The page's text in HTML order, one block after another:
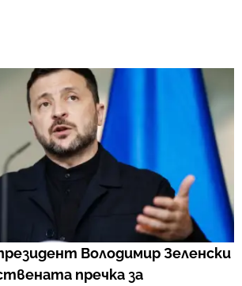
Володимир Зеленски
пречка за